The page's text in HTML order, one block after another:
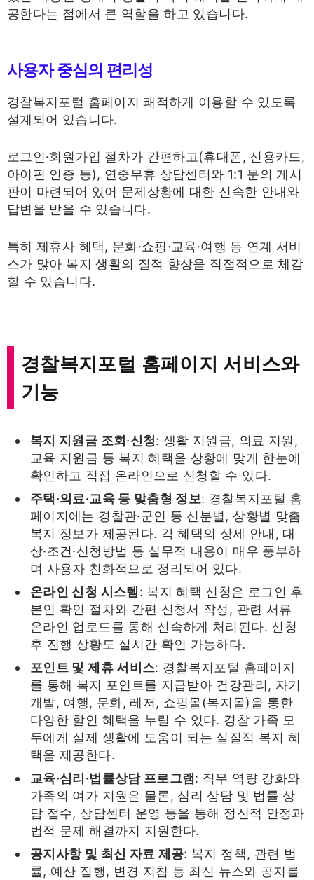
공한다는 점에서 큰 역할을 하고 있습니다.
사용자 중심의 편리성
경찰복지포털 홈페이지 쾌적하게 이용할 수 있도록
설계되어 있습니다.
로그인·회원가입 절차가 간편하고(휴대폰, 신용카드,
아이핀 인증 등), 연중무휴 상담센터와 1:1 문의 게시
판이 마련되어 있어 문제상황에 대한 신속한 안내와
답변을 받을 수 있습니다.
특히 제휴사 혜택, 문화·쇼핑·교육·여행 등 연계 서비
스가 많아 복지 생활의 질적 향상을 직접적으로 체감
할 수 있습니다.
경찰복지포털 홈페이지 서비스와
기능
복지 지원금 조회·신청: 생활 지원금, 의료 지원,
교육 지원금 등 복지 혜택을 상황에 맞게 한눈에
확인하고 직접 온라인으로 신청할 수 있다.
주택·의료·교육 등 맞춤형 정보: 경찰복지포털 홈
페이지에는 경찰관·군인 등 신분별, 상황별 맞춤
복지 정보가 제공된다. 각 혜택의 상세 안내, 대
상·조건·신청방법 등 실무적 내용이 매우 풍부하
며 사용자 친화적으로 정리되어 있다.
온라인 신청 시스템 : 복지 혜택 신청은 로그인 후
본인 확인 절차와 간편 신청서 작성, 관련 서류
온라인 업로드를 통해 신속하게 처리된다. 신청
후 진행 상황도 실시간 확인 가능하다.
포인트 및 제휴 서비스: 경찰복지포털 홈페이지
를 통해 복지 포인트를 지급받아 건강관리, 자기
개발, 여행, 문화, 레저, 쇼핑몰(복지몰)을 통한
다양한 할인 혜택을 누릴 수 있다. 경찰 가족 모
두에게 실제 생활에 도움이 되는 실질적 복지 혜
택을 제공한다.
교육·심리·법률상담 프로그램: 직무 역량 강화와
가족의 여가 지원은 물론, 심리 상담 및 법률 상
담 접수, 상담센터 운영 등을 통해 정신적 안정과
법적 문제 해결까지 지원한다.
공지사항 및 최신 자료 제공: 복지 정책, 관련 법
률, 예산 집행, 변경 지침 등 최신 뉴스와 공지를